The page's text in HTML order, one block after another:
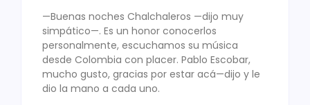
—Buenas noches Chalchaleros —dijo muy
simpático—. Es un honor conocerlos
personalmente, escuchamos su música
desde Colombia con placer. Pablo Escobar,
mucho gusto, gracias por estar acá—dijo y le
dio la mano a cada uno.